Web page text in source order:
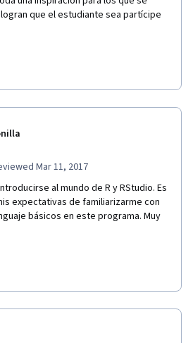
todo tiene que aprenderse de
la última semana), siendo que la
natural. 4) Yo rara vez utilizo los
a utilizarlo puede ser algo
demasiadas preguntas sin responder
introducción.
que el estudiante sea partícipe
Mar 11, 2017
al mundo de R y RStudio. Es
expectativas de familiarizarme con
básicos en este programa. Muy